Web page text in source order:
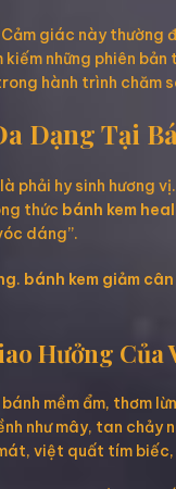
giác này thường
những phiên bản
hành trình chăm
Dạng Tại
phải hy sinh hương
thức bánh kem
dáng”.
. bánh kem giảm cân
Hưởng Của
mềm ẩm, thơm
như mây, tan
việt quất tím